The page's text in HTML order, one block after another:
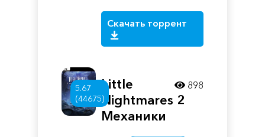
Скачать торрент
5.67
(44675)
Little
Nightmares 2
Механики
898